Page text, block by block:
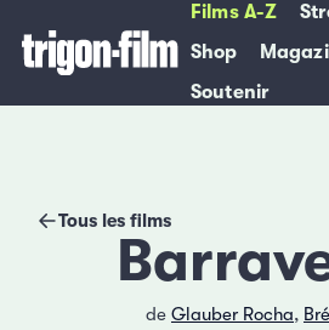
Films A-Z
Shop
Soutenir
Tous les films
de Glauber Rocha,